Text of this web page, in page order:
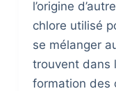
l’origine
chlore utilisé
se mélanger
trouvent dans
formation des